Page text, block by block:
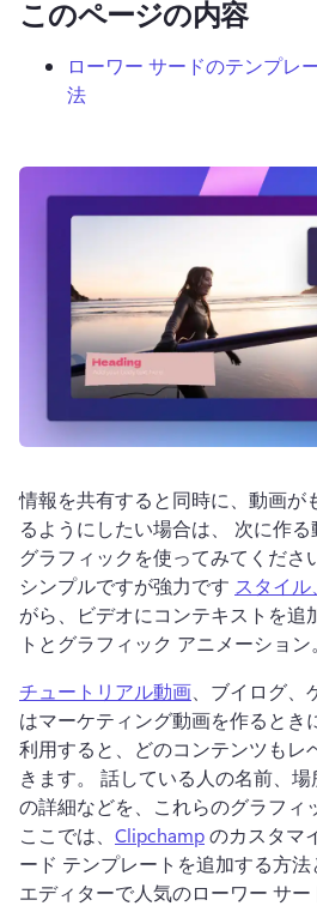
ログイン
無料で試す
このページの内容
ローワー サードのテンプレ
法
情報を共有すると同時に、動画が
るようにしたい場合は、 次に作る
グラフィックを使ってみてくださ
シンプルですが強力です スタイル
がら、ビデオにコンテキストを追
トとグラフィック アニメーション
チュートリアル動画 、ブイログ
はマーケティング動画を作るとき
利用すると、どのコンテンツもレ
きます。 話している人の名前、場
ここでは、 Clipchamp のカスタマ
ード テンプレートを追加する方
エディターで人気のローワー サー